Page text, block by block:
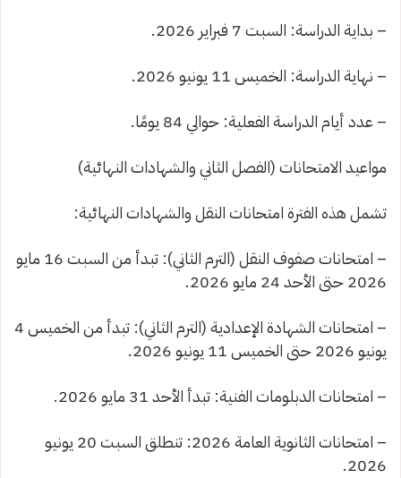
– بداية الدراسة: السبت 7 فبراير 2026.
– نهاية الدراسة: الخميس 11 يونيو 2026.
– عدد أيام الدراسة الفعلية: حوالي 84 يومًا.
مواعيد الامتحانات (الفصل الثاني والشهادات النهائية)
تشمل هذه الفترة امتحانات النقل والشهادات النهائية:
– امتحانات صفوف النقل (الترم الثاني): تبدأ من السبت 16 مايو
2026 حتى الأحد 24 مايو 2026.
– امتحانات الشهادة الإعدادية (الترم الثاني): تبدأ من الخميس 4
يونيو 2026 حتى الخميس 11 يونيو 2026.
– امتحانات الدبلومات الفنية: تبدأ الأحد 31 مايو 2026.
– امتحانات الثانوية العامة 2026: تنطلق السبت 20 يونيو
2026.